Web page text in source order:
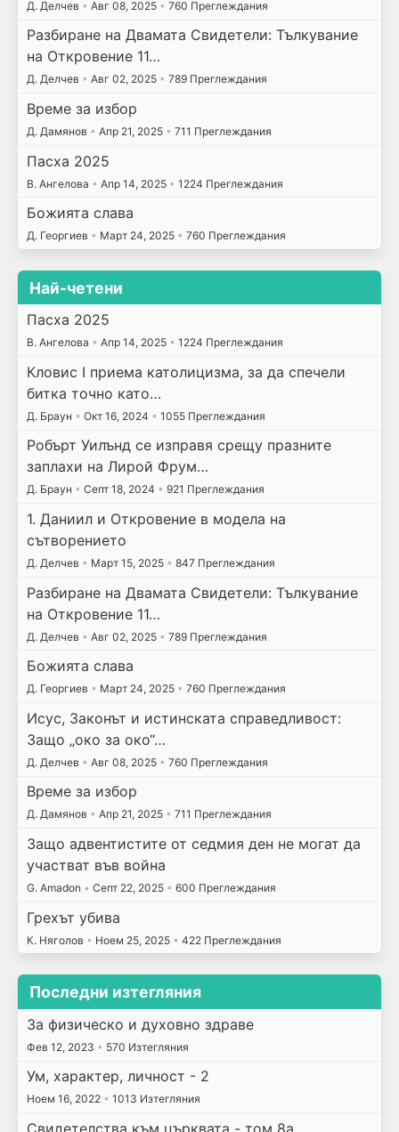
Д. Делчев • Авг 08, 2025 • 760 Преглеждания
Разбиране на Двамата Свидетели: Тълкувание
на Откровение 11…
Д. Делчев • Авг 02, 2025 • 789 Преглеждания
Време за избор
Д. Дамянов • Апр 21, 2025 • 711 Преглеждания
Пасха 2025
В. Ангелова • Апр 14, 2025 • 1224 Преглеждания
Божията слава
Д. Георгиев • Март 24, 2025 • 760 Преглеждания
Най-четени
Пасха 2025
В. Ангелова • Апр 14, 2025 • 1224 Преглеждания
Кловис I приема католицизма, за да спечели
битка точно като…
Д. Браун • Окт 16, 2024 • 1055 Преглеждания
Робърт Уилънд се изправя срещу празните
заплахи на Лирой Фрум…
Д. Браун • Септ 18, 2024 • 921 Преглеждания
1. Даниил и Откровение в модела на
сътворението
Д. Делчев • Март 15, 2025 • 847 Преглеждания
Разбиране на Двамата Свидетели: Тълкувание
на Откровение 11…
Д. Делчев • Авг 02, 2025 • 789 Преглеждания
Божията слава
Д. Георгиев • Март 24, 2025 • 760 Преглеждания
Исус, Законът и истинската справедливост:
Защо „око за око“…
Д. Делчев • Авг 08, 2025 • 760 Преглеждания
Време за избор
Д. Дамянов • Апр 21, 2025 • 711 Преглеждания
Защо адвентистите от седмия ден не могат да
участват във война
G. Amadon • Септ 22, 2025 • 600 Преглеждания
Грехът убива
К. Няголов • Ноем 25, 2025 • 422 Преглеждания
Последни изтегляния
За физическо и духовно здраве
Фев 12, 2023 • 570 Изтегляния
Ум, характер, личност - 2
Ноем 16, 2022 • 1013 Изтегляния
Свидетелства към църквата - том 8а